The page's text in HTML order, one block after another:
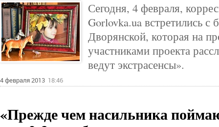
Сегодня, 4 февраля,
Gorlovka.ua встретились
Дворянской, которая на
участниками проекта
ведут экстрасенсы».
4 февраля 2013 18:46
«Прежде чем насильника